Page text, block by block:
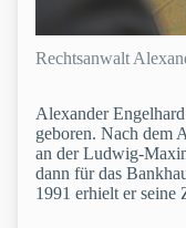
Rechtsanwalt
Alexander
geboren. Nach dem
an der Ludwig-
dann für das
1991 erhielt er seine